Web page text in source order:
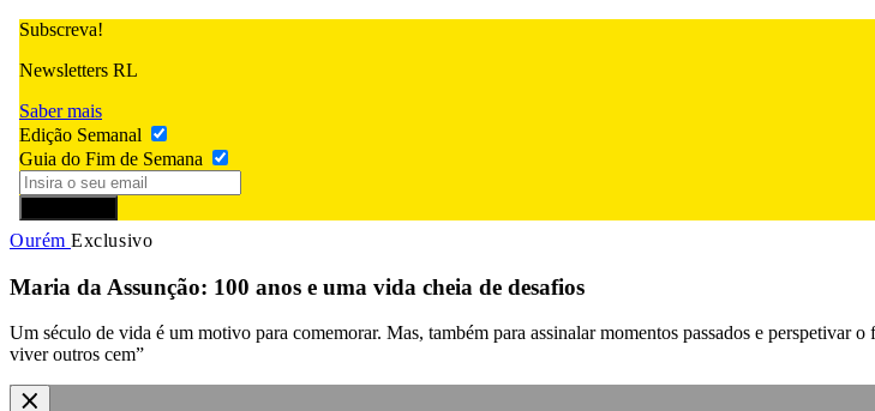
Subscreva!
Newsletters RL
Saber mais
Edição Semanal
Guia do Fim de Semana
Ourém Exclusivo
Maria da Assunção: 100 anos e uma vida cheia de desafios
Um século de vida é um motivo para comemorar. Mas, também para assinalar momentos passados e perspetivar
viver outros cem”